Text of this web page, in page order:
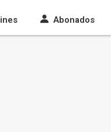
Abonados